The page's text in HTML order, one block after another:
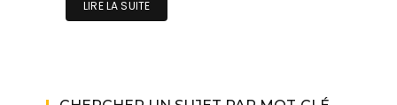
LIRE LA SUITE